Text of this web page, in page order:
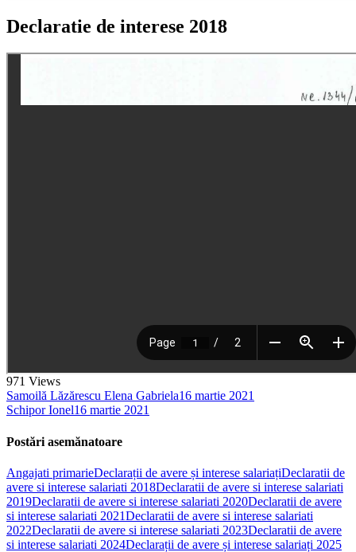
Declaratie de interese 2018
971 Views
Samoilă Lăzărescu Elena Gabriela16 martie 2021
Schipor Ionel16 martie 2021
Postări asemănatoare
Angajati primarieDeclarații de avere și interese salariațiDeclaratii de
avere si interese salariati 2018Declaratii de avere si interese salariati
2019Declaratii de avere si interese salariati 2020Declaratii de avere
si interese salariati 2021Declaratii de avere si interese salariati
2022Declaratii de avere si interese salariati 2023Declaratii de avere
si interese salariati 2024Declarații de avere și interese salariați 2025